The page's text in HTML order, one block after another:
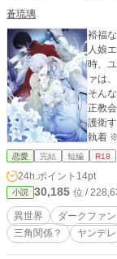
だけは忠実 ・カガリ サディアスの従者 サディアスの6歳年上 眼鏡をかけている
規律正しく理性的で感情を表に出さない ・ドロノ
頃 暗い金髪を後ろに撫で
(弟)、ライ(兄) 神殿で育
えた、色欲魔で淫乱 ・彼(名前不明) ドロノワの愛人 20代前半 長髪で引き締まっ
た体 不明。多分実直
蒼琉璃
裕福
人娘
時、
ァは
そん
正教
護衛する
執着
恋愛 完結 短編 R18
24h.ポイント 14pt
小説 30,185 位 /
異世界 ダークファ
三角関係？
ヤンデレ